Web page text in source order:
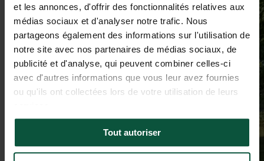
et les annonces, d'offrir des fonctionnalités relatives aux
médias sociaux et d'analyser notre trafic. Nous
partageons également des informations sur l'utilisation de
notre site avec nos partenaires de médias sociaux, de
publicité et d'analyse, qui peuvent combiner celles-ci
avec d'autres informations que vous leur avez fournies
ou qu'ils ont collectées lors de votre utilisation de leurs
Tout autoriser